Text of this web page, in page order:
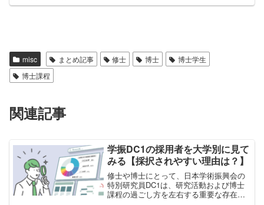
misc まとめ記事 修士 博士
博士学生
博士課程
関連記事
学振DC1の採用者を大学別に見て
みる【採択されやすい理由は？】
修士や博士にとって、日本学術振興会の
特別研究員DC1は、研究活動および博士
課程の過ごし方を左右する重要な存在で